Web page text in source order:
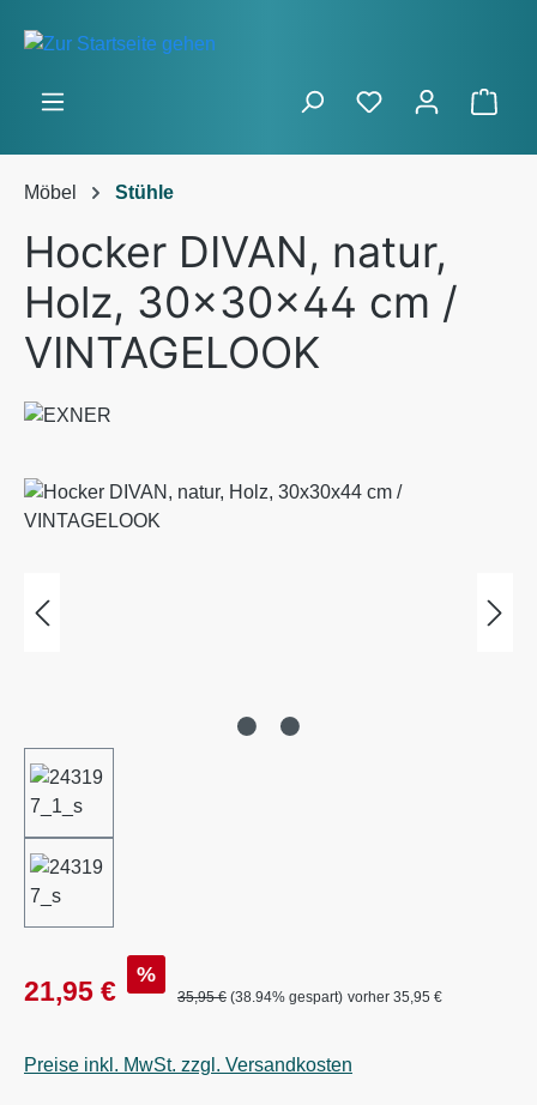
Zum Hauptinhalt springen
Möbel Stühle
Hocker DIVAN, natur,
Holz, 30x30x44 cm /
VINTAGELOOK
Bildergalerie überspringen
Verkaufspreis:
21,95 €
%
Regulärer Preis:
35,95 € (38.94% gespart) vorher 35,95 €
Preise inkl. MwSt. zzgl. Versandkosten